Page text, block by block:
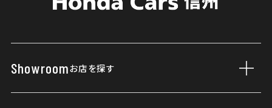
Showroomお店を探す